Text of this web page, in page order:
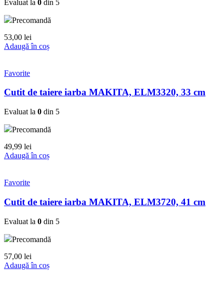
Evaluat la 0 din 5
Precomandă
53,00 lei
Adaugă în coș
Favorite
Cutit de taiere iarba MAKITA, ELM3320, 33 cm
Evaluat la 0 din 5
Precomandă
49,99 lei
Adaugă în coș
Favorite
Cutit de taiere iarba MAKITA, ELM3720, 41 cm
Evaluat la 0 din 5
Precomandă
57,00 lei
Adaugă în coș